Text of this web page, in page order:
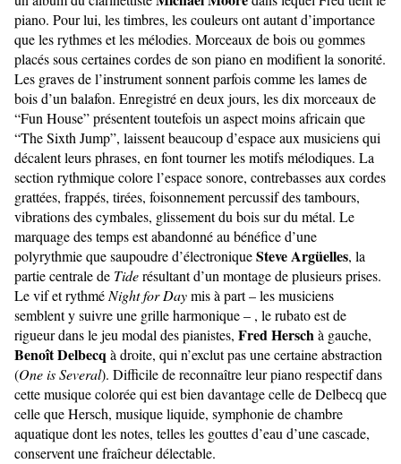
piano. Pour lui, les timbres, les couleurs ont autant d’importance
que les rythmes et les mélodies. Morceaux de bois ou gommes
placés sous certaines cordes de son piano en modifient la sonorité.
Les graves de l’instrument sonnent parfois comme les lames de
bois d’un balafon. Enregistré en deux jours, les dix morceaux de
“Fun House” présentent toutefois un aspect moins africain que
“The Sixth Jump”, laissent beaucoup d’espace aux musiciens qui
décalent leurs phrases, en font tourner les motifs mélodiques. La
section rythmique colore l’espace sonore, contrebasses aux cordes
grattées, frappés, tirées, foisonnement percussif des tambours,
vibrations des cymbales, glissement du bois sur du métal. Le
marquage des temps est abandonné au bénéfice d’une
polyrythmie que saupoudre d’électroniqueSteve Argüelles, la
partie centrale de Tiderésultant d’un montage de plusieurs prises.
Le vif et rythmé Night for Daymis à part – les musiciens
semblent y suivre une grille harmonique – , le rubato est de
rigueur dans le jeu modal des pianistes, Fred Herschà gauche,
Benoît Delbecq à droite, qui n’exclut pas une certaine abstraction
(One is Several). Difficile de reconnaître leur piano respectif dans
cette musique colorée qui est bien davantage celle de Delbecq que
celle que Hersch, musique liquide, symphonie de chambre
aquatique dont les notes, telles les gouttes d’eau d’une cascade,
conservent une fraîcheur délectable.